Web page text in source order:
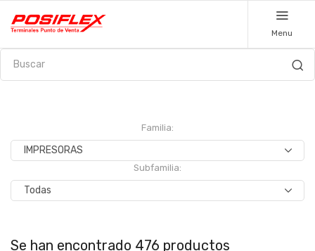
Menu
Familia:
Subfamilia:
Se han encontrado 476 productos